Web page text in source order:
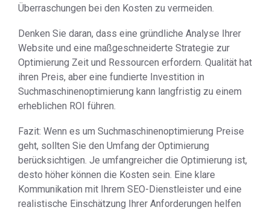
Überraschungen bei den Kosten zu vermeiden.
Denken Sie daran, dass eine gründliche Analyse Ihrer
Website und eine maßgeschneiderte Strategie zur
Optimierung Zeit und Ressourcen erfordern. Qualität hat
ihren Preis, aber eine fundierte Investition in
Suchmaschinenoptimierung kann langfristig zu einem
erheblichen ROI führen.
Fazit: Wenn es um Suchmaschinenoptimierung Preise
geht, sollten Sie den Umfang der Optimierung
berücksichtigen. Je umfangreicher die Optimierung ist,
desto höher können die Kosten sein. Eine klare
Kommunikation mit Ihrem SEO-Dienstleister und eine
realistische Einschätzung Ihrer Anforderungen helfen